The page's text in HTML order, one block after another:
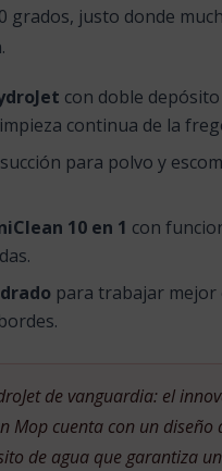
grados, justo donde
con doble depósito
continua de la
para polvo y
10 en 1 con
para trabajar mejor
de vanguardia: el
Mop️ cuenta con un diseño
de agua que garantiza